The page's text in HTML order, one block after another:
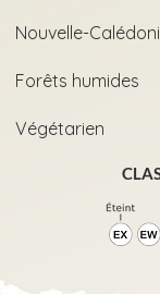
Nouvelle-
Forêts humides
Végétarien